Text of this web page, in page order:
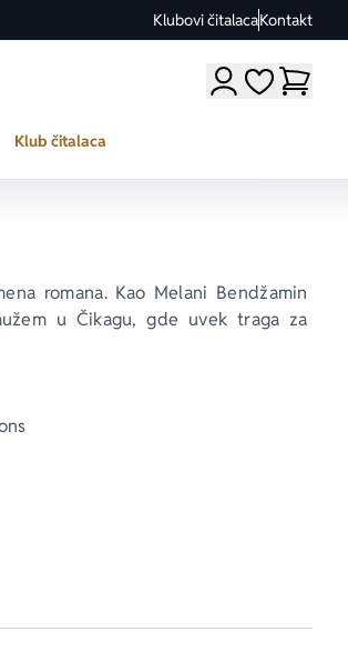
Klubovi čitalacaKontakt
Moji omiljeni
Klub čitalaca
romana. Kao Melani Bendžamin
u Čikagu, gde uvek traga za